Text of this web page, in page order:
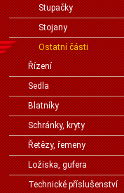
Stupačky
Stojany
Ostatní části
Řízení
Sedla
Blatníky
Schránky, kryty
Řetězy, řemeny
Ložiska, gufera
Technické příslušenství